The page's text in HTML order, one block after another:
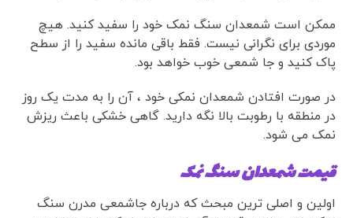
ممکن است شمعدان سنگ نمک خود را سفید کنید. هیچ
موردی برای نگرانی نیست. فقط باقی مانده سفید را از سطح
پاک کنید و جا شمعی خوب خواهد بود.
در صورت افتادن شمعدان نمکی خود ، آن را به مدت یک روز
در منطقه با رطوبت بالا نگه دارید. گاهی خشکی باعث ریزش
نمک می شود.
قیمت شمعدان سنگ نمک
اولین و اصلی ترین مبحث که درباره جاشمعی مدرن سنگ